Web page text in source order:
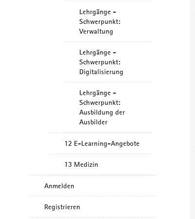
Lehrgänge -
Schwerpunkt:
Verwaltung
Lehrgänge -
Schwerpunkt:
Digitalisierung
Lehrgänge -
Schwerpunkt:
Ausbildung der
Ausbilder
12 E-Learning-Angebote
13 Medizin
Anmelden
Registrieren